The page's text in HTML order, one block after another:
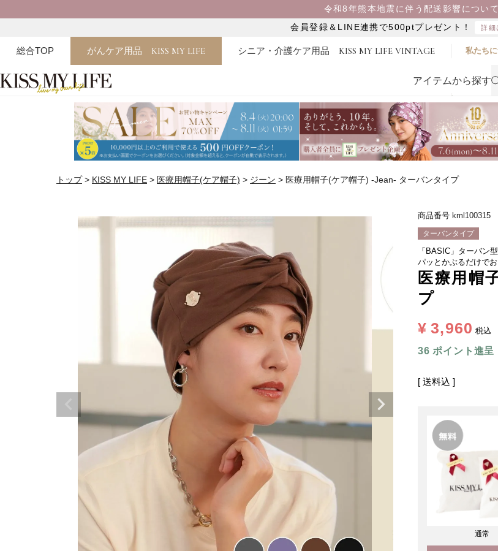
令和8年熊本地震に伴う配送影響について
会員登録＆LINE連携で500ptプレゼント！
詳細
総合TOP がんケア用品 KISS MY LIFE シニア・介護ケア用品 KISS MY LIFE VINTAGE 私たち
アイテムから探す
トップ KISS MY LIFE 医療用帽子(ケア帽子) ジーン 医療用帽子(ケア帽子) -Jean- ターバンタイプ
商品番号 kml100315
ターバンタイプ
「BASIC」ターバン
パッとかぶるだけで
医療用帽
プ
¥ 3,960 税込
36 ポイント進呈
送料込
通常